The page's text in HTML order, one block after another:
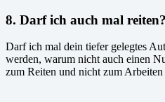
8. Darf ich auch mal reiten?
Darf ich mal dein tiefer gelegtes
werden, warum nicht auch einen
zum Reiten und nicht zum